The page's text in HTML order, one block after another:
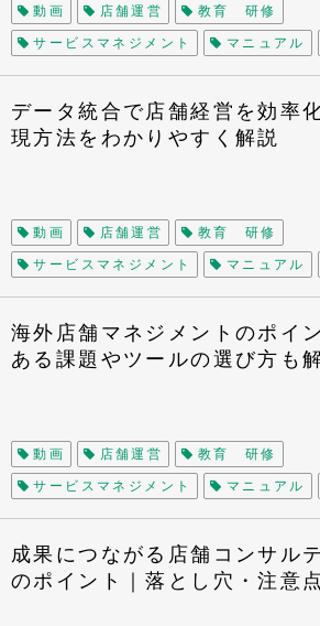
動画 店舗運営 教育 研修
サービスマネジメント マニュアル
QSC 小売業 アンケート
サービスプロフィットチェーン 顧
チェーン店 現場改善 マーケテ
事例 PDCA KPI
データ統合で店舗経営を効率
現方法をわかりやすく解説
動画 店舗運営 教育 研修
サービスマネジメント マニュアル
QSC 小売業 アンケート
サービスプロフィットチェーン 顧
チェーン店 現場改善 マーケテ
事例 PDCA KPI
海外店舗マネジメントのポイ
ある課題やツールの選び方も
動画 店舗運営 教育 研修
サービスマネジメント マニュアル
QSC 小売業 アンケート
サービスプロフィットチェーン 顧
チェーン店 現場改善 マーケテ
成果につながる店舗コンサル
のポイント｜落とし穴・注意